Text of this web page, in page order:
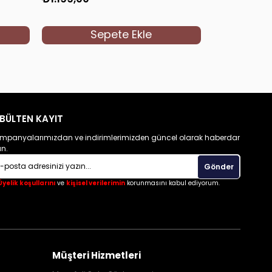
Sepete Ekle
KAYIT
ve indirimlerimizden güncel olarak haberdar
Gönder
koşullarınıve kişisel verileriminkorunmasını kabul ediyorum.
Müşteri Hizmetleri